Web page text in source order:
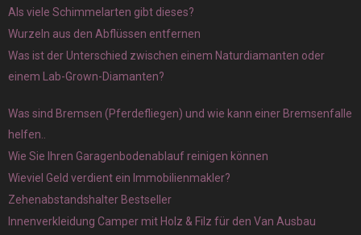
Als viele Schimmelarten gibt dieses?
Wurzeln aus den Abflüssen entfernen
Was ist der Unterschied zwischen einem Naturdiamanten oder
einem Lab-Grown-Diamanten?
Was sind Bremsen (Pferdefliegen) und wie kann einer Bremsenfalle
helfen..
Wie Sie Ihren Garagenbodenablauf reinigen können
Wieviel Geld verdient ein Immobilienmakler?
Zehenabstandshalter Bestseller
Innenverkleidung Camper mit Holz & Filz für den Van Ausbau